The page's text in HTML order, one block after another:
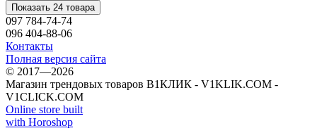
Показать 24 товара
097 784-74-74
096 404-88-06
Контакты
Полная версия сайта
© 2017—2026
Магазин трендовых товаров В1КЛИК - V1KLIK.COM -
V1CLICK.COM
Online store built
with Horoshop